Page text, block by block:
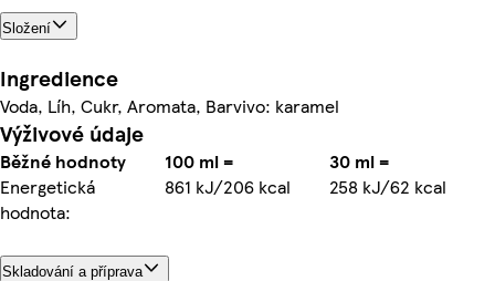
Složení
Ingredience
Voda, Líh, Cukr, Aromata, Barvivo: karamel
Výživové údaje
Běžné hodnoty 100 ml =
30 ml =
Energetická
hodnota:
861 kJ/206 kcal 258 kJ/62 kcal
Skladování a příprava